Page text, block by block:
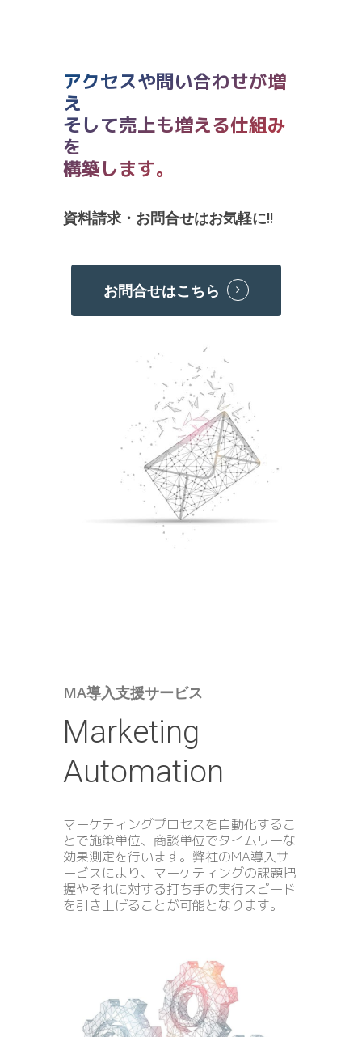
アクセスや問い合わせが増
え
そして売上も増える仕組み
を
構築します。
資料請求・お問合せはお気軽に!!
お問合せはこちら
MA導入支援サービス
Marketing
Automation
マーケティングプロセスを自動化するこ
とで施策単位、商談単位でタイムリーな
効果測定を行います。弊社のMA導入サ
ービスにより、マーケティングの課題把
握やそれに対する打ち手の実行スピード
を引き上げることが可能となります。